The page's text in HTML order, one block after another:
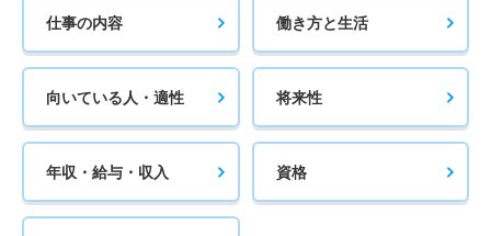
仕事の内容 働き方と生活
向いている人・適性 将来性
年収・給与・収入 資格